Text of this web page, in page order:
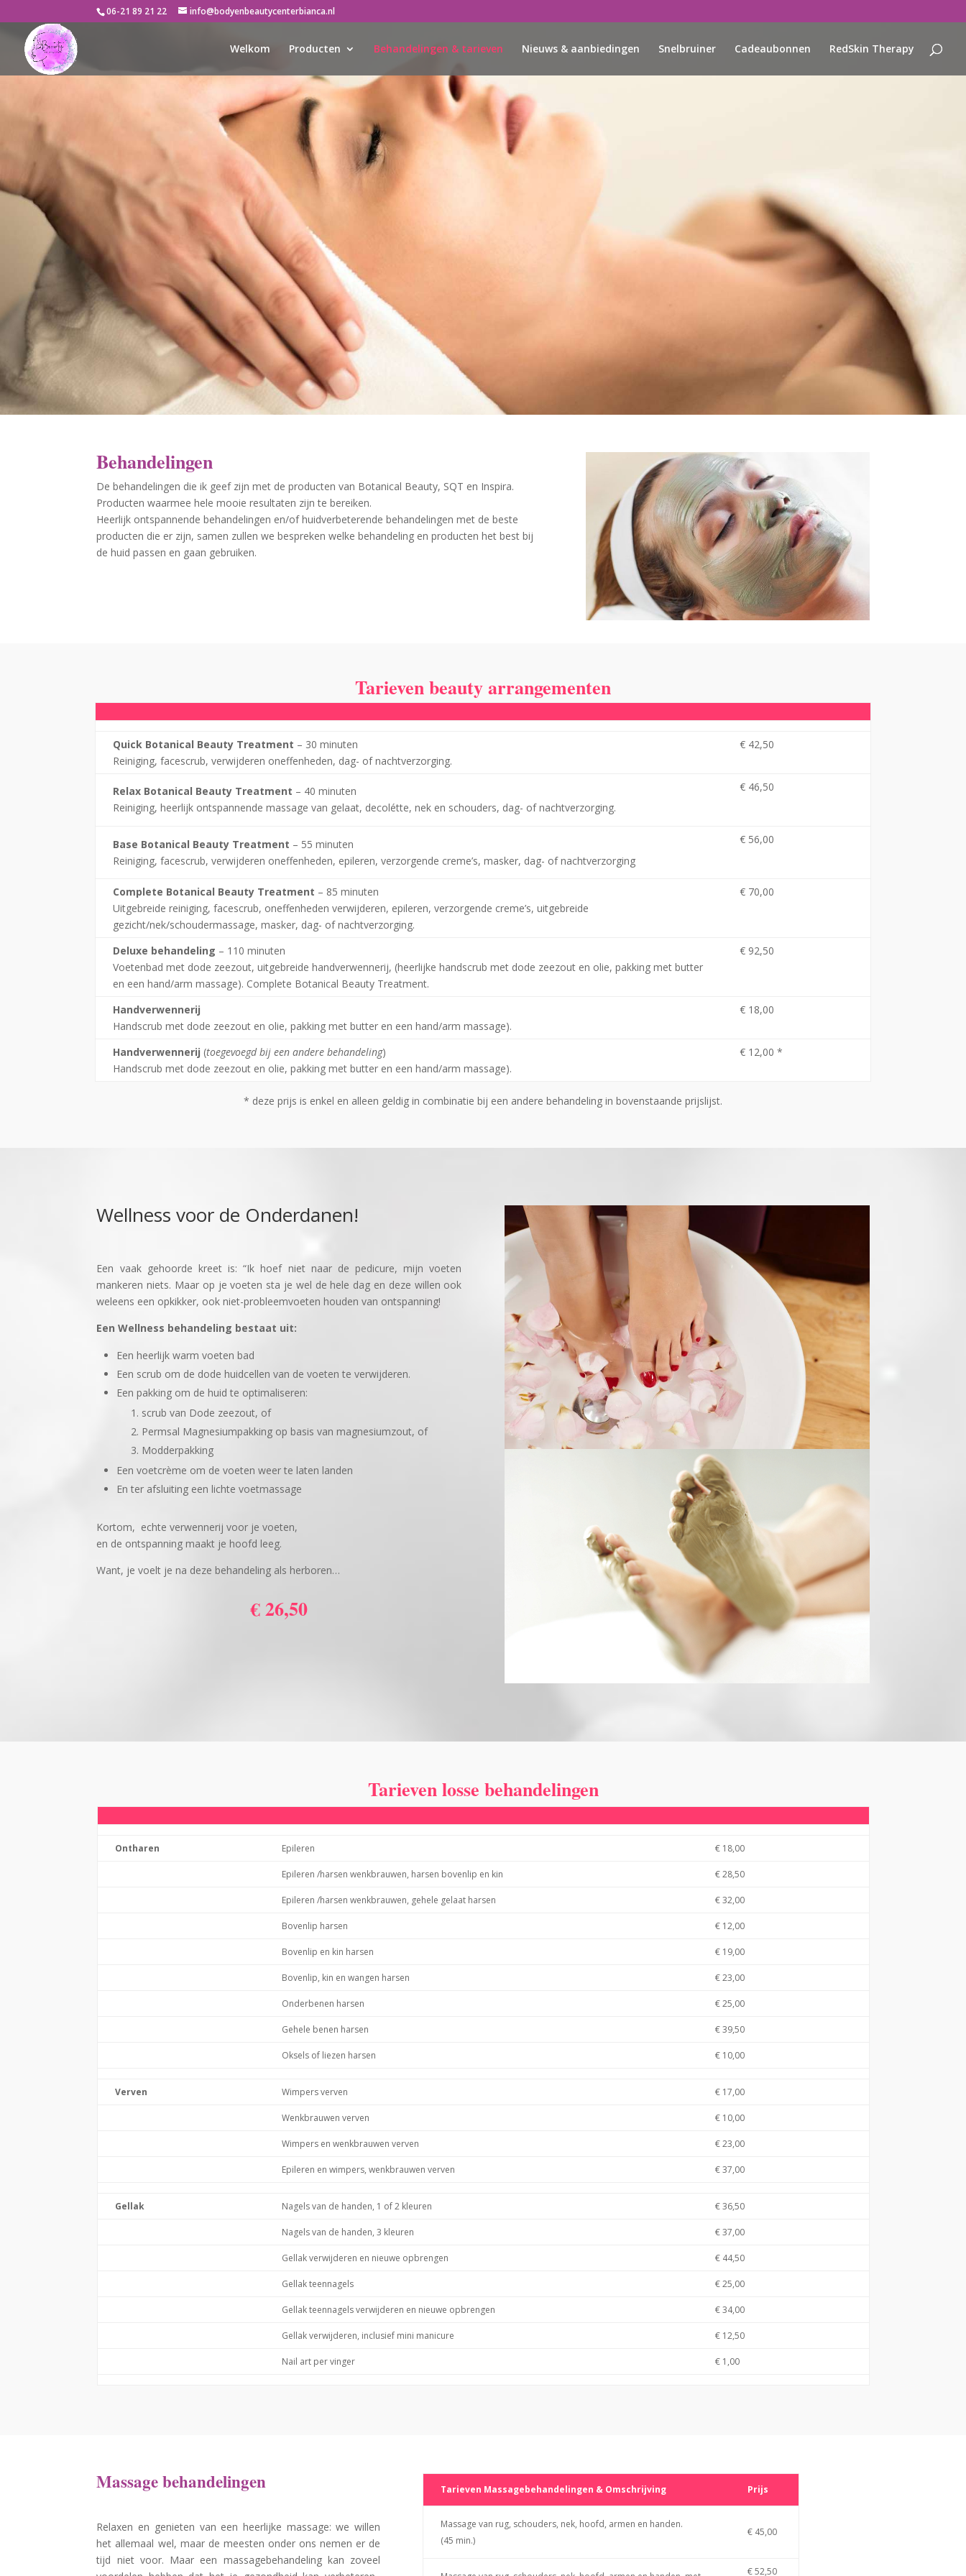
06-21 89 21 22 info@bodyenbeautycenterbianca.nl
Welkom Producten Behandelingen & tarieven Nieuws & aanbiedingen Snelbruiner Cadeaubonnen RedSkin Therapy
Behandelingen
De behandelingen die ik geef zijn met de producten van Botanical Beauty, SQT en Inspira.
Producten waarmee hele mooie resultaten zijn te bereiken.
Heerlijk ontspannende behandelingen en/of huidverbeterende behandelingen met de beste
producten die er zijn, samen zullen we bespreken welke behandeling en producten het best bij
de huid passen en gaan gebruiken.
Tarieven beauty arrangementen
Quick Botanical Beauty Treatment – 30 minuten
Reiniging, facescrub, verwijderen oneffenheden, dag- of nachtverzorging.
€ 42,50
Relax Botanical Beauty Treatment – 40 minuten
Reiniging, heerlijk ontspannende massage van gelaat, decolétte, nek en schouders, dag- of nachtverzorging.
€ 46,50
Base Botanical Beauty Treatment – 55 minuten
Reiniging, facescrub, verwijderen oneffenheden, epileren, verzorgende creme’s, masker, dag- of nachtverzorging
€ 56,00
Complete Botanical Beauty Treatment – 85 minuten
Uitgebreide reiniging, facescrub, oneffenheden verwijderen, epileren, verzorgende creme’s, uitgebreide
gezicht/nek/schoudermassage, masker, dag- of nachtverzorging.
€ 70,00
Deluxe behandeling – 110 minuten
Voetenbad met dode zeezout, uitgebreide handverwennerij, (heerlijke handscrub met dode zeezout en olie, pakking met butter
en een hand/arm massage). Complete Botanical Beauty Treatment.
€ 92,50
Handverwennerij
Handscrub met dode zeezout en olie, pakking met butter en een hand/arm massage).
€ 18,00
Handverwennerij (toegevoegd bij een andere behandeling)
Handscrub met dode zeezout en olie, pakking met butter en een hand/arm massage).
€ 12,00 *
* deze prijs is enkel en alleen geldig in combinatie bij een andere behandeling in bovenstaande prijslijst.
Wellness voor de Onderdanen!
Een vaak gehoorde kreet is: “Ik hoef niet naar de pedicure, mijn voeten
mankeren niets. Maar op je voeten sta je wel de hele dag en deze willen ook
weleens een opkikker, ook niet-probleemvoeten houden van ontspanning!
Een Wellness behandeling bestaat uit:
Een heerlijk warm voeten bad
Een scrub om de dode huidcellen van de voeten te verwijderen.
Een pakking om de huid te optimaliseren:
scrub van Dode zeezout, of
Permsal Magnesiumpakking op basis van magnesiumzout, of
Modderpakking
Een voetcrème om de voeten weer te laten landen
En ter afsluiting een lichte voetmassage
Kortom, echte verwennerij voor je voeten,
en de ontspanning maakt je hoofd leeg.
Want, je voelt je na deze behandeling als herboren…
€ 26,50
Tarieven losse behandelingen
Ontharen Epileren € 18,00
Epileren /harsen wenkbrauwen, harsen bovenlip en kin € 28,50
Epileren /harsen wenkbrauwen, gehele gelaat harsen € 32,00
Bovenlip harsen € 12,00
Bovenlip en kin harsen € 19,00
Bovenlip, kin en wangen harsen € 23,00
Onderbenen harsen € 25,00
Gehele benen harsen € 39,50
Oksels of liezen harsen € 10,00
Verven Wimpers verven € 17,00
Wenkbrauwen verven € 10,00
Wimpers en wenkbrauwen verven € 23,00
Epileren en wimpers, wenkbrauwen verven € 37,00
Gellak Nagels van de handen, 1 of 2 kleuren € 36,50
Nagels van de handen, 3 kleuren € 37,00
Gellak verwijderen en nieuwe opbrengen € 44,50
Gellak teennagels € 25,00
Gellak teennagels verwijderen en nieuwe opbrengen € 34,00
Gellak verwijderen, inclusief mini manicure € 12,50
Nail art per vinger € 1,00
Massage behandelingen
Relaxen en genieten van een heerlijke massage: we willen
het allemaal wel, maar de meesten onder ons nemen er de
tijd niet voor. Maar een massagebehandeling kan zoveel
Tarieven Massagebehandelingen & Omschrijving Prijs
Massage van rug, schouders, nek, hoofd, armen en handen.
(45 min.)
€ 45,00
€ 52,50